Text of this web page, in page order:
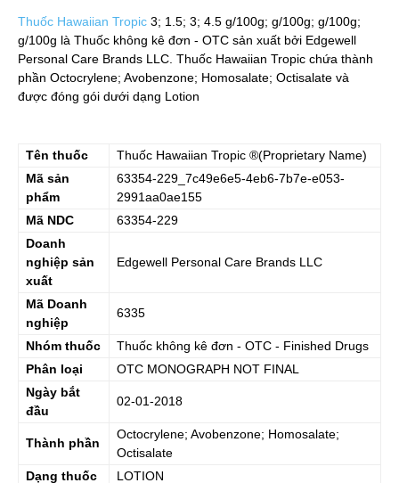
Thuốc Hawaiian Tropic 3; 1.5; 3; 4.5 g/100g; g/100g; g/100g;
g/100g là Thuốc không kê đơn - OTC sản xuất bởi Edgewell
Personal Care Brands LLC. Thuốc Hawaiian Tropic chứa thành
phần Octocrylene; Avobenzone; Homosalate; Octisalate và
được đóng gói dưới dạng Lotion
Tên thuốc Thuốc Hawaiian Tropic ®(Proprietary Name)
Mã sản
phẩm
63354-229_7c49e6e5-4eb6-7b7e-e053-
2991aa0ae155
Mã NDC
63354-229
Doanh
nghiệp sản
xuất
Edgewell Personal Care Brands LLC
Mã Doanh
nghiệp
6335
Nhóm thuốc
Thuốc không kê đơn - OTC - Finished Drugs
Phân loại
OTC MONOGRAPH NOT FINAL
Ngày bắt
đầu
02-01-2018
Thành phần
Octocrylene; Avobenzone; Homosalate;
Octisalate
Dạng thuốc
LOTION